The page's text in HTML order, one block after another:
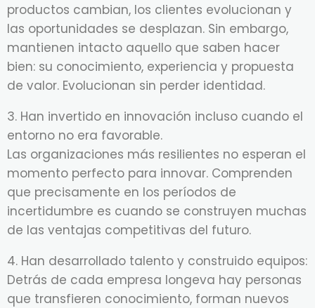
productos cambian, los clientes evolucionan y
las oportunidades se desplazan. Sin embargo,
mantienen intacto aquello que saben hacer
bien: su conocimiento, experiencia y propuesta
de valor. Evolucionan sin perder identidad.
3. Han invertido en innovación incluso cuando el
entorno no era favorable.
Las organizaciones más resilientes no esperan el
momento perfecto para innovar. Comprenden
que precisamente en los períodos de
incertidumbre es cuando se construyen muchas
de las ventajas competitivas del futuro.
4. Han desarrollado talento y construido equipos:
Detrás de cada empresa longeva hay personas
que transfieren conocimiento, forman nuevos